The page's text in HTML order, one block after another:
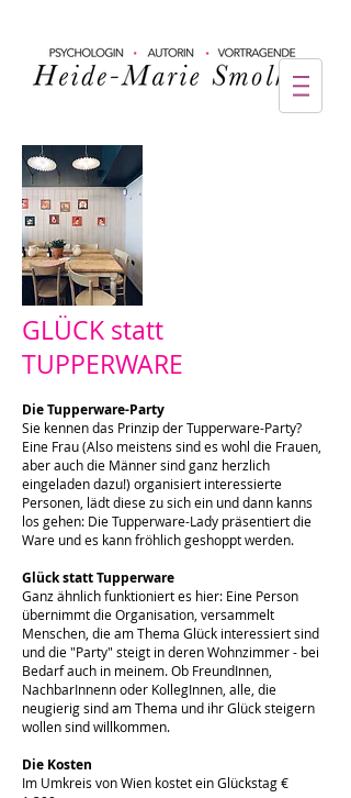
GLÜCK statt
TUPPERWARE
Die Tupperware-Party
Sie kennen das Prinzip der Tupperware-Party?
Eine Frau (Also meistens sind es wohl die Frauen,
aber auch die Männer sind ganz herzlich
eingeladen dazu!) organisiert interessierte
Personen, lädt diese zu sich ein und dann kanns
los gehen: Die Tupperware-Lady präsentiert die
Ware und es kann fröhlich geshoppt werden.
Glück statt Tupperware
Ganz ähnlich funktioniert es hier: Eine Person
übernimmt die Organisation, versammelt
Menschen, die am Thema Glück interessiert sind
und die "Party" steigt in deren Wohnzimmer - bei
Bedarf auch in meinem. Ob FreundInnen,
NachbarInnenn oder KollegInnen, alle, die
neugierig sind am Thema und ihr Glück steigern
wollen sind willkommen.
Die Kosten
Im Umkreis von Wien kostet ein Glückstag €